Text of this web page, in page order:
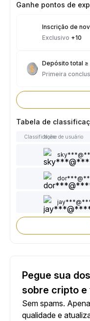
Ganhe pontos de
Inscrição de
Exclusivo +10
Depósito total ≥
Primeira
Tabela de
ClassificaçãoNome de usuário
Pegue sua
sobre cripto e
Sem spams.
qualidade e